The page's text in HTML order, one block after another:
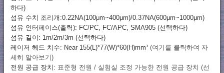
하다)
섬유 수치 조리개:0.22NA(100μm~400μm)/0.37NA(600μm~1000μm)
섬유 인터페이스(출력): FC/PC, FC/APC, SMA905 (선택하다)
섬유 길이: 1m/2m/3m (선택하다)
레이저 헤드 치수: Near 155(L)*77(W)*60(H)mm³(여기를 클릭하여 자
세히 알아보기)
전원 공급 장치: 표준형 전원 / 실험실 조정 가능한 전원 공급 장치 (선